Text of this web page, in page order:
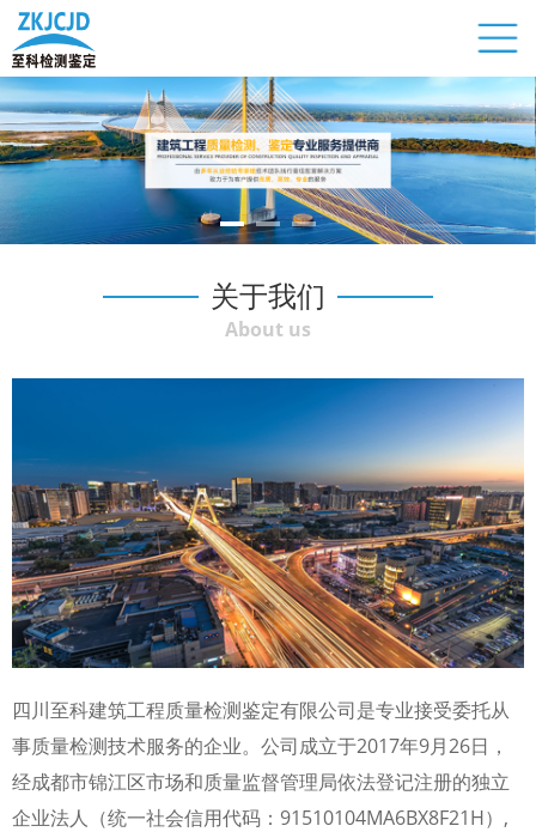
关于我们
About us
四川至科建筑工程质量检测鉴定有限公司是专业接受委托从
事质量检测技术服务的企业。公司成立于2017年9月26日，
经成都市锦江区市场和质量监督管理局依法登记注册的独立
企业法人（统一社会信用代码：91510104MA6BX8F21H）,